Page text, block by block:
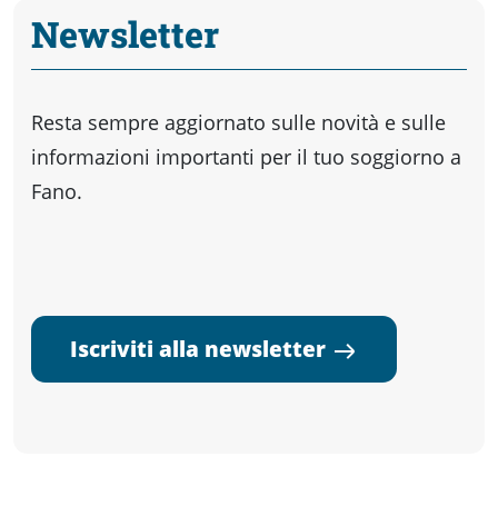
Newsletter
Resta sempre aggiornato sulle novità e sulle
informazioni importanti per il tuo soggiorno a
Fano.
Iscriviti alla newsletter